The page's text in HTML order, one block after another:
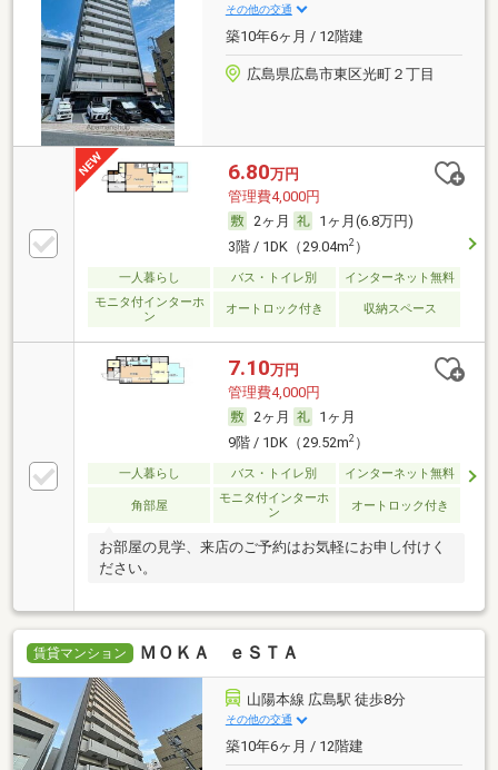
その他の交通
築10年6ヶ月 / 12階建
広島県広島市東区光町２丁目
6.80万円
管理費4,000円
2ヶ月
1ヶ月(6.8万円)
3階 / 1DK（29.04m2）
一人暮らし バス・トイレ別
インターネット無料
モニタ付インターホ
ン
オートロック付き 収納スペース
7.10万円
管理費4,000円
2ヶ月
1ヶ月
9階 / 1DK（29.52m2）
一人暮らし バス・トイレ別 インターネット無料
角部屋
モニタ付インターホ
ン
オートロック付き
お部屋の見学、来店のご予約はお気軽にお申し付けく
ださい。
賃貸マンション ＭＯＫＡ ｅＳＴＡ
山陽本線 広島駅 徒歩8分
その他の交通
築10年6ヶ月 / 12階建